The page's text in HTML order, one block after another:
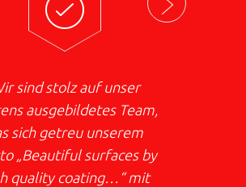
sind stolz auf unser
ausgebildetes Team,
sich getreu unserem
„Beautiful surfaces by
quality coating…“ mit